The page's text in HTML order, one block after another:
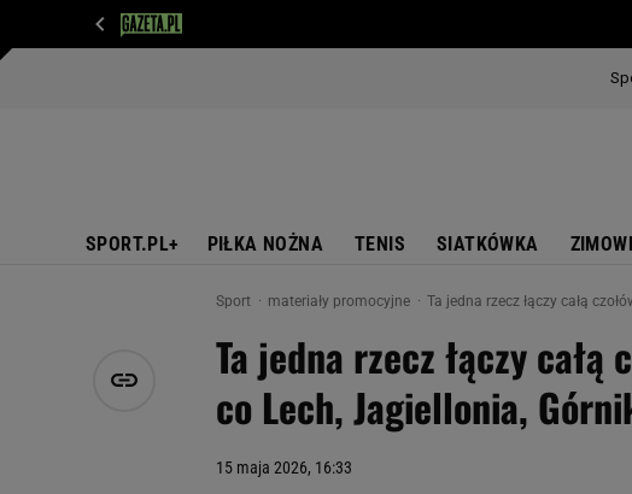
SPORT.PL+ PIŁKA NOŻNA TENIS SIATKÓWKA
Sport materiały promocyjne Ta jedna rzecz łączy całą
Ta jedna rzecz łączy całą
co Lech, Jagiellonia,
15 maja 2026, 16:33